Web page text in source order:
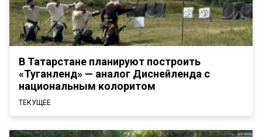
В Татарстане планируют построить
«Туганленд» — аналог Диснейленда с
национальным колоритом
ТЕКУЩЕЕ